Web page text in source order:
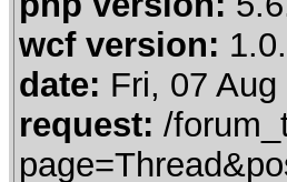
wcf version:
date: Fri, 07
request: /